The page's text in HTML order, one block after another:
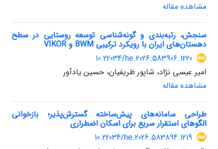
مشاهده مقاله
سنجش، رتبه‌بندی و گونه‌شناسی توسعه روستایی در سطح
دهستان‌های ایران با رویکرد ترکیبی BWM و VIKOR
10.22034/he.2026.583906.1220
امیر عیسی نژاد، شاپور ظریفیان، حسین یادآور
مشاهده مقاله
طراحی سامانه‌های پیش‌ساخته گسترش‌پذیر؛ بازخوانی
الگوهای استقرار سریع برای اسکان اضطراری
10.22034/he.2026.583894.1219